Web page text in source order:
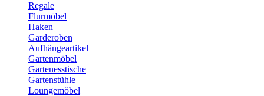
Regale
Flurmöbel
Haken
Garderoben
Aufhängeartikel
Gartenmöbel
Gartenesstische
Gartenstühle
Loungemöbel